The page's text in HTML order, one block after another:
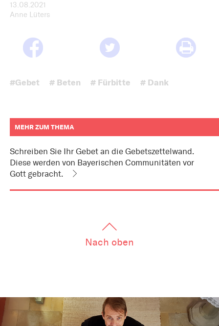
13.08.2021
Anne Lüters
#Gebet # Beten # Fürbitte # Dank
MEHR ZUM THEMA
zum
Artikel
Downloads
Links
Schreiben Sie Ihr Gebet an die Gebetszettelwand.
Diese werden von Bayerischen Communitäten vor
Gott gebracht.
Nach oben